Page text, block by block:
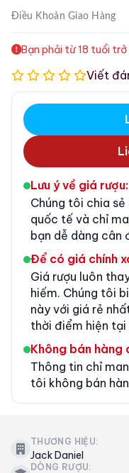
Điều KhoảnGiao Hàng
Bạn phải từ 18 tuổi
Viết
Lưu ý về giá rượu:
Chúng tôi chia
quốc tế và chỉ
bạn dễ dàng cân
Để có giá chính
Giá rượu luôn
hiếm. Chúng tôi
này với giá rẻ
thời điểm hiện
Không bán hàng
Thông tin chỉ
tôi không bán
THƯƠNG HIỆU:
Jack Daniel
DÒNG RƯỢU: